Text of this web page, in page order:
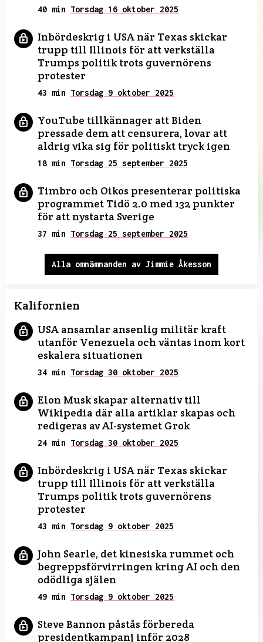
40 min Torsdag 16 oktober 2025
Inbördeskrig i USA när Texas skickar
trupp till Illinois för att verkställa
Trumps politik trots guvernörens
protester
43 min Torsdag 9 oktober 2025
YouTube tillkännager att Biden
pressade dem att censurera, lovar att
aldrig vika sig för politiskt tryck igen
18 min Torsdag 25 september 2025
Timbro och Oikos presenterar politiska
programmet Tidö 2.0 med 132 punkter
för att nystarta Sverige
37 min Torsdag 25 september 2025
Alla omnämnanden av Jimmie Åkesson
Kalifornien
USA ansamlar ansenlig militär kraft
utanför Venezuela och väntas inom kort
eskalera situationen
34 min Torsdag 30 oktober 2025
Elon Musk skapar alternativ till
Wikipedia där alla artiklar skapas och
redigeras av AI-systemet Grok
24 min Torsdag 30 oktober 2025
Inbördeskrig i USA när Texas skickar
trupp till Illinois för att verkställa
Trumps politik trots guvernörens
protester
43 min Torsdag 9 oktober 2025
John Searle, det kinesiska rummet och
begreppsförvirringen kring AI och den
odödliga själen
49 min Torsdag 9 oktober 2025
Steve Bannon påstås förbereda
presidentkampanj inför 2028